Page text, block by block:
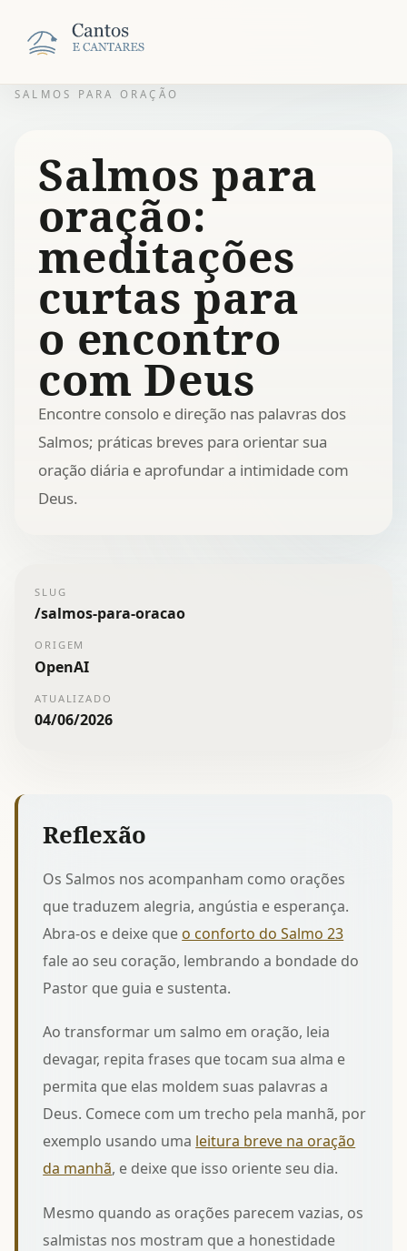
SALMOS PARA ORAÇÃO
Salmos para
oração:
meditações
curtas para
o encontro
com Deus
Encontre consolo e direção nas palavras dos
Salmos; práticas breves para orientar sua
oração diária e aprofundar a intimidade com
Deus.
SLUG
/salmos-para-oracao
ORIGEM
OpenAI
ATUALIZADO
04/06/2026
Reflexão
Os Salmos nos acompanham como orações
que traduzem alegria, angústia e esperança.
Abra-os e deixe que o conforto do Salmo 23
fale ao seu coração, lembrando a bondade do
Pastor que guia e sustenta.
Ao transformar um salmo em oração, leia
devagar, repita frases que tocam sua alma e
permita que elas moldem suas palavras a
Deus. Comece com um trecho pela manhã, por
exemplo usando uma leitura breve na oração
da manhã, e deixe que isso oriente seu dia.
Mesmo quando as orações parecem vazias, os
salmistas nos mostram que a honestidade